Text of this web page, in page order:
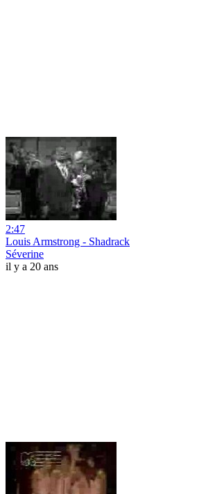
2:47
Louis Armstrong - Shadrack
Séverine
il y a 20 ans